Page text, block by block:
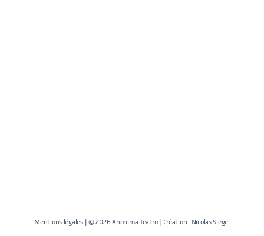
Mentions légales| © 2026 Anonima Teatro | Création :Nicolas Siegel